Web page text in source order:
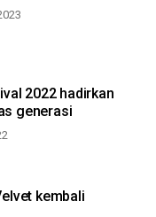
2022 hadirkan
generasi
kembali